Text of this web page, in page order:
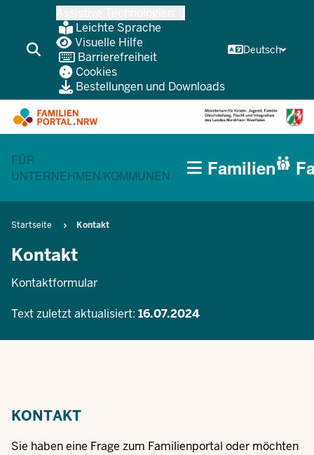
wechseln
Leichte Sprache
Visuelle Hilfe
Barrierefreiheit
Cookies
Bestellungen und Downloads
Deutsch
CURRENT SECTION FÜR FAMILIEN
FÜR
UNTERNEHMEN/KOMMUNEN (BÜRGERBEREICH
Familien
Pfadnavigation
Startseite Kontakt
Kontakt
Kontaktformular
Text zuletzt aktualisiert: 16.07.2024
KONTAKT
Sie haben eine Frage zum Familienportal oder möchten